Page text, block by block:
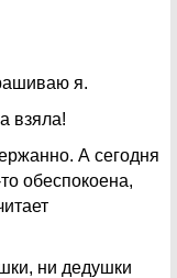
я.
взяла!
А сегодня
обеспокоена,
ни дедушки